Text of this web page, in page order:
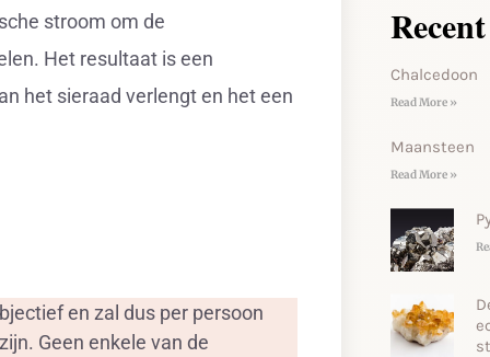
stroom om de
Het resultaat is een
het sieraad verlengt en het een
en zal dus per persoon
Geen enkele van de
Chalcedoon
Read More »
Maansteen
Read More »